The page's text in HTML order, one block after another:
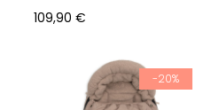
109,90 €
-20%